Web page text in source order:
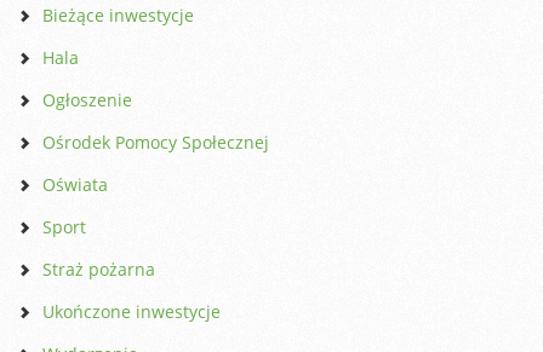
Bieżące inwestycje
Hala
Ogłoszenie
Ośrodek Pomocy Społecznej
Oświata
Sport
Straż pożarna
Ukończone inwestycje